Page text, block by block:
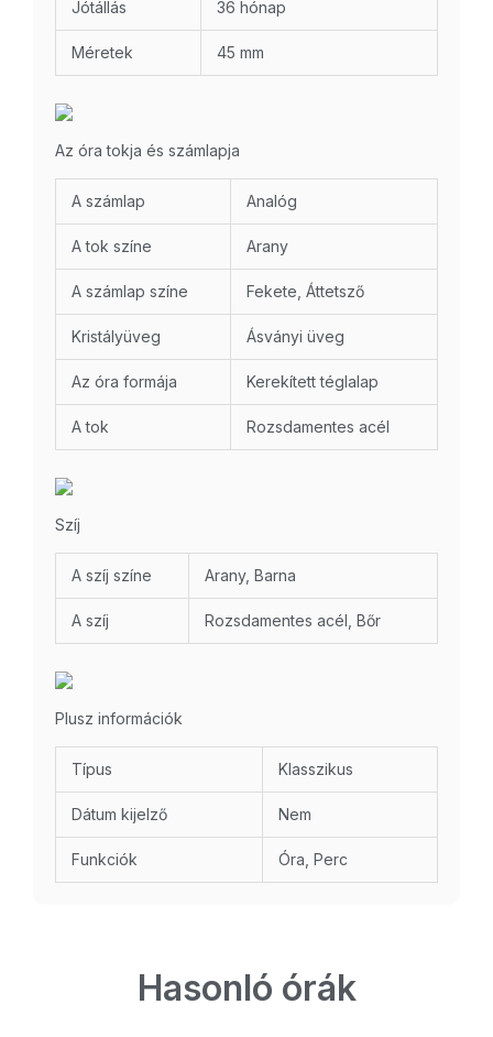
Jótállás 36 hónap
Méretek 45 mm
Az óra tokja és számlapja
A számlap Analóg
A tok színe Arany
A számlap színe Fekete, Áttetsző
Kristályüveg Ásványi üveg
Az óra formája Kerekített téglalap
A tok Rozsdamentes acél
Szíj
A szíj színe Arany, Barna
A szíj Rozsdamentes acél, Bőr
Plusz információk
Típus Klasszikus
Dátum kijelző Nem
Funkciók Óra, Perc
Hasonló órák